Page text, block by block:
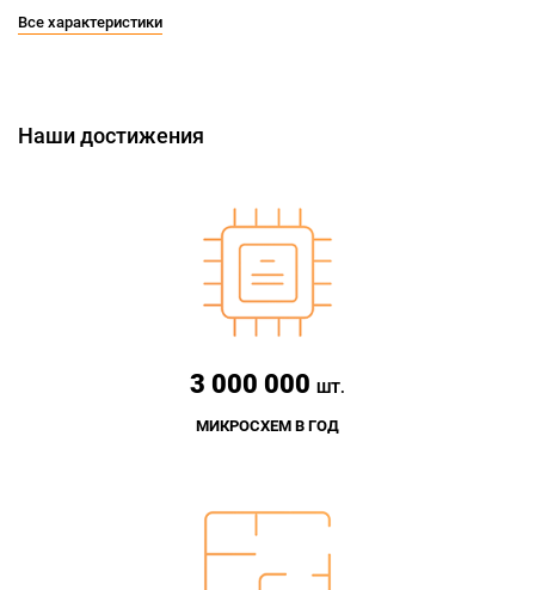
Все характеристики
Наши достижения
3 000 000 ШТ.
МИКРОСХЕМ В ГОД